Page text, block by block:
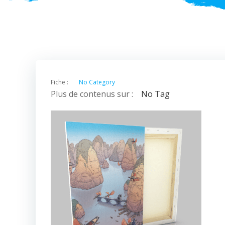
Fiche : No Category
Plus de contenus sur : No Tag